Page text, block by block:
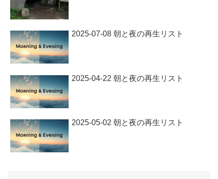
2025-07-08 朝と夜の再生リスト
2025-04-22 朝と夜の再生リスト
2025-05-02 朝と夜の再生リスト